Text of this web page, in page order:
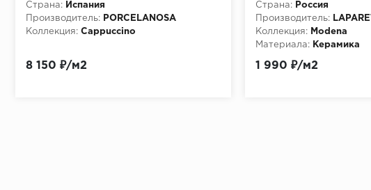
Страна:
Испания
Производитель:
PORCELANOSA
Коллекция: Cappuccino
8 150 ₽/м2
Страна:
Россия
Производитель:
Коллекция:
Modena
Материала:
Керамика
1 990 ₽/м2